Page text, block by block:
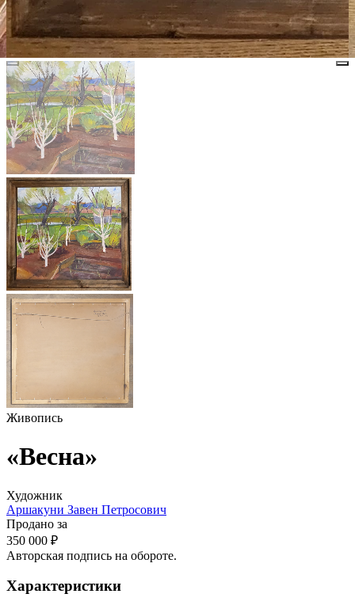
Живопись
«Весна»
Художник
Аршакуни Завен Петросович
Продано за
350 000 ₽
Авторская подпись на обороте.
Характеристики